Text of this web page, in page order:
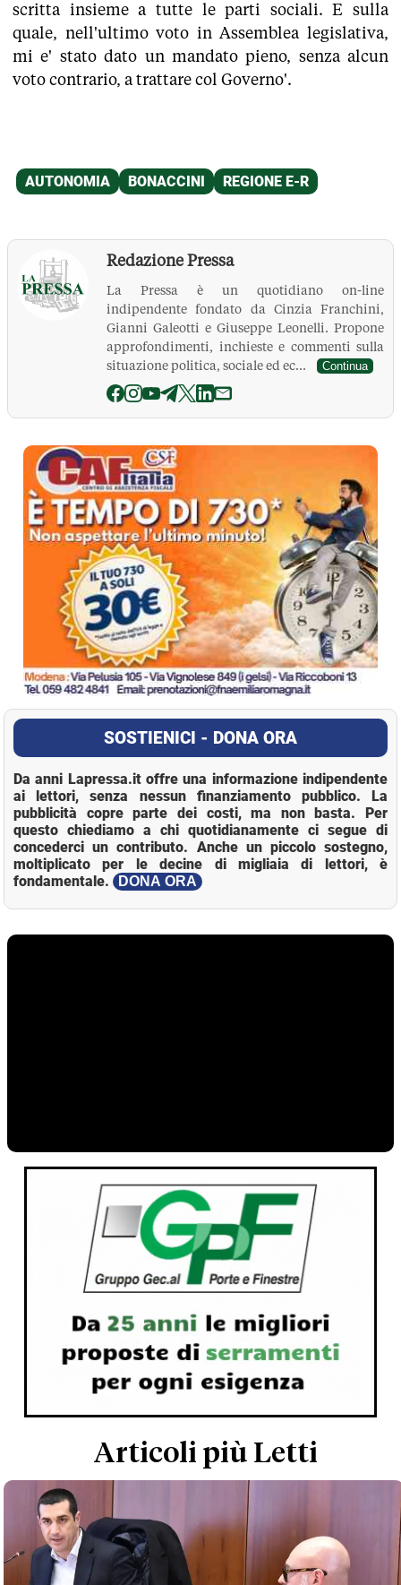
scritta insieme a tutte le parti sociali. E sulla
quale, nell'ultimo voto in Assemblea legislativa,
mi e' stato dato un mandato pieno, senza alcun
voto contrario, a trattare col Governo'.
Redazione Pressa
La Pressa è un quotidiano on-line
indipendente fondato da Cinzia Franchini,
Gianni Galeotti e Giuseppe Leonelli. Propone
approfondimenti, inchieste e commenti sulla
situazione politica, sociale ed ec...
Continua
La Pressa
SOSTIENICI - DONA ORA
Da anni Lapressa.it offre una informazione indipendente
ai lettori, senza nessun finanziamento pubblico. La
pubblicità copre parte dei costi, ma non basta. Per
questo chiediamo a chi quotidianamente ci segue di
concederci un contributo. Anche un piccolo sostegno,
moltiplicato per le decine di migliaia di lettori, è
fondamentale.
DONA ORA
Articoli più Letti